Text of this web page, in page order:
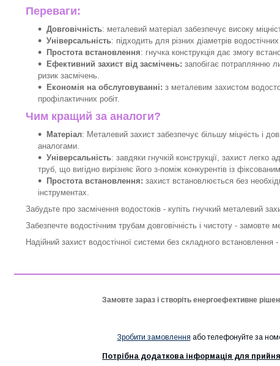
Переваги:
Довговічність: металевий матеріал забезпечує високу
Універсальність: підходить для різних діаметрів
Простота встановлення: гнучка конструкція дає змогу
Ефективний захист від засмічень: запобігає потраплянню
ризик засмічень.
Економія на обслуговуванні: з металевим захистом
профілактичних робіт.
Чим кращий за аналоги?
Матеріал: Металевий захист забезпечує більшу міцність і
аналогами.
Універсальність: завдяки гнучкій конструкції, захист легко
труб, що вигідно вирізняє його з-поміж конкурентів із
Простота встановлення: захист встановлюється без
інструментах.
Забудьте про засмічення водостоків - купіть гнучкий металевий
Забезпечте водостічним трубам довговічність і чистоту - замовте
Надійний захист водостічної системи без складного
Замовте зараз і створіть енергоефективне
Зробити замовлення або телефонуйте за
Потрібна додаткова інформація для